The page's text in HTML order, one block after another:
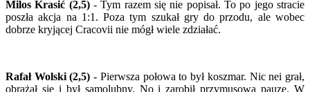
Milos Krasić (2,5)- Tym razem się nie popisał. To po jego stracie
poszła akcja na 1:1. Poza tym szukał gry do przodu, ale wobec
dobrze kryjącej Cracovii nie mógł wiele zdziałać.
Rafał Wolski (2,5)- Pierwsza połowa to był koszmar. Nic nei grał,
obrażał się i był samolubny. No i zarobił przymusową pauzę. W